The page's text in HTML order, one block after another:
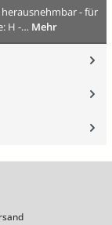
- für
H -… Mehr